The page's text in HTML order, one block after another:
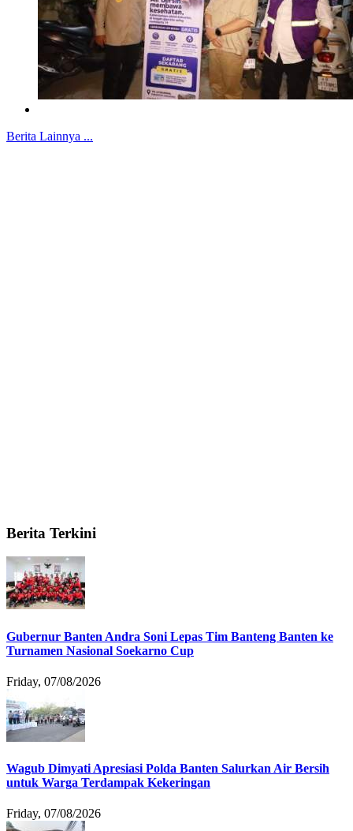
Berita Lainnya ...
Berita Terkini
Gubernur Banten Andra Soni Lepas Tim Banteng Banten ke
Turnamen Nasional Soekarno Cup
Friday, 07/08/2026
Wagub Dimyati Apresiasi Polda Banten Salurkan Air Bersih
untuk Warga Terdampak Kekeringan
Friday, 07/08/2026